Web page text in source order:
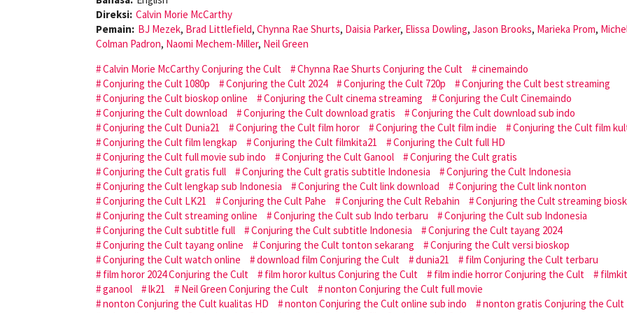
Direksi: Calvin Morie McCarthy
Pemain: BJ Mezek, Brad Littlefield, Chynna Rae Shurts, Daisia Parker, Elissa Dowling, Jason Brooks, Marieka Prom,
Colman Padron, Naomi Mechem-Miller, Neil Green
Calvin Morie McCarthy Conjuring the Cult
Chynna Rae Shurts Conjuring the Cult
cinemaindo
Conjuring the Cult 1080p
Conjuring the Cult 2024 Conjuring the Cult 720p
Conjuring the Cult best streaming
Conjuring the Cult bioskop online
Conjuring the Cult cinema streaming
Conjuring the Cult Cinemaindo
Conjuring the Cult download
Conjuring the Cult download gratis
Conjuring the Cult download sub indo
Conjuring the Cult Dunia21
Conjuring the Cult film horor Conjuring the Cult film indie
Conjuring the Cult film
Conjuring the Cult film lengkap
Conjuring the Cult filmkita21
Conjuring the Cult full HD
Conjuring the Cult full movie sub indo
Conjuring the Cult Ganool
Conjuring the Cult gratis
Conjuring the Cult gratis full
Conjuring the Cult gratis subtitle Indonesia
Conjuring the Cult Indonesia
Conjuring the Cult lengkap sub Indonesia
Conjuring the Cult link download
Conjuring the Cult link nonton
Conjuring the Cult LK21
Conjuring the Cult Pahe Conjuring the Cult Rebahin
Conjuring the Cult streaming
Conjuring the Cult streaming online
Conjuring the Cult sub Indo terbaru
Conjuring the Cult sub Indonesia
Conjuring the Cult subtitle full
Conjuring the Cult subtitle Indonesia
Conjuring the Cult tayang 2024
Conjuring the Cult tayang online
Conjuring the Cult tonton sekarang
Conjuring the Cult versi bioskop
Conjuring the Cult watch online
download film Conjuring the Cult dunia21
film Conjuring the Cult terbaru
film horor 2024 Conjuring the Cult
film horor kultus Conjuring the Cult film indie horror Conjuring the Cult
ganool
lk21 Neil Green Conjuring the Cult
nonton Conjuring the Cult full movie
nonton Conjuring the Cult kualitas HD
nonton Conjuring the Cult online sub indo
nonton gratis Conjuring the Cult